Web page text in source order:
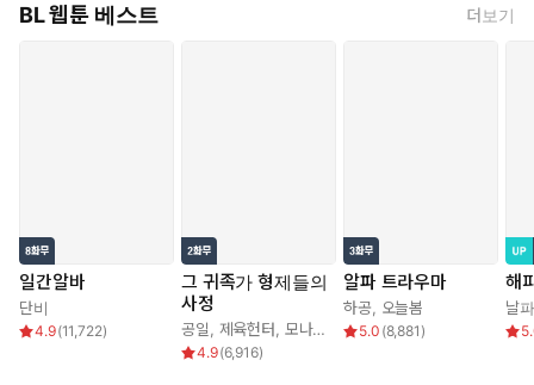
BL 웹툰 베스트 더보기
일간알바
단비
4.9(11,722)
그 귀족가 형제들의
사정
공일 제육헌터 모나글로리아
4.9(6,916)
알파 트라우마
하공 오늘봄
5.0 (8,881 )
해
날